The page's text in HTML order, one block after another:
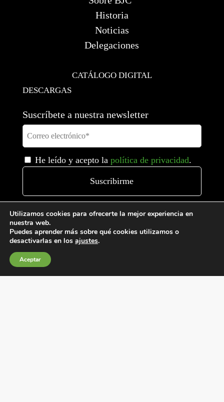
Historia
Noticias
Delegaciones
CATÁLOGO DIGITAL
DESCARGAS
Suscríbete a nuestra newsletter
He leído y acepto la política de privacidad.
Utilizamos cookies para ofrecerte la mejor experiencia en
nuestra web.
Puedes aprender más sobre qué cookies utilizamos o
desactivarlas en los ajustes.
Aceptar